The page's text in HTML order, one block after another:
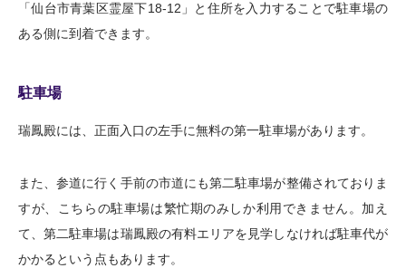
「仙台市青葉区霊屋下18-12」と住所を入力することで駐車場の
ある側に到着できます。
駐車場
瑞鳳殿には、正面入口の左手に無料の第一駐車場があります。
また、参道に行く手前の市道にも第二駐車場が整備されておりま
すが、こちらの駐車場は繁忙期のみしか利用できません。加え
て、第二駐車場は瑞鳳殿の有料エリアを見学しなければ駐車代が
かかるという点もあります。